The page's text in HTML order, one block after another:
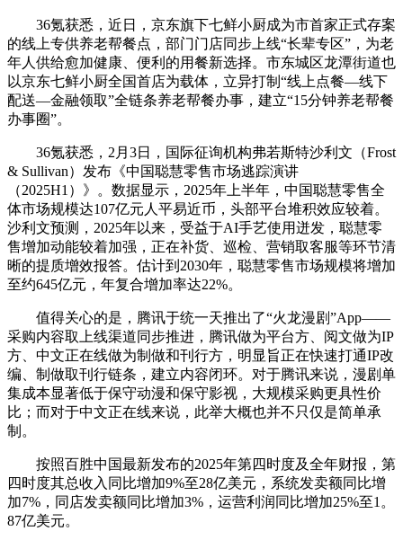
36氪获悉，近日，京东旗下七鲜小厨成为市首家正式存案
的线上专供养老帮餐点，部门门店同步上线“长辈专区”，为老
年人供给愈加健康、便利的用餐新选择。市东城区龙潭街道也
以京东七鲜小厨全国首店为载体，立异打制“线上点餐—线下
配送—金融领取”全链条养老帮餐办事，建立“15分钟养老帮餐
办事圈”。
36氪获悉，2月3日，国际征询机构弗若斯特沙利文（Frost
& Sullivan）发布《中国聪慧零售市场逃踪演讲
（2025H1）》。数据显示，2025年上半年，中国聪慧零售全
体市场规模达107亿元人平易近币，头部平台堆积效应较着。
沙利文预测，2025年以来，受益于AI手艺使用迸发，聪慧零
售增加动能较着加强，正在补货、巡检、营销取客服等环节清
晰的提质增效报答。估计到2030年，聪慧零售市场规模将增加
至约645亿元，年复合增加率达22%。
值得关心的是，腾讯于统一天推出了“火龙漫剧”App——
采购内容取上线渠道同步推进，腾讯做为平台方、阅文做为IP
方、中文正在线做为制做和刊行方，明显旨正在快速打通IP改
编、制做取刊行链条，建立内容闭环。对于腾讯来说，漫剧单
集成本显著低于保守动漫和保守影视，大规模采购更具性价
比；而对于中文正在线来说，此举大概也并不只仅是简单承
制。
按照百胜中国最新发布的2025年第四时度及全年财报，第
四时度其总收入同比增加9%至28亿美元，系统发卖额同比增
加7%，同店发卖额同比增加3%，运营利润同比增加25%至1。
87亿美元。